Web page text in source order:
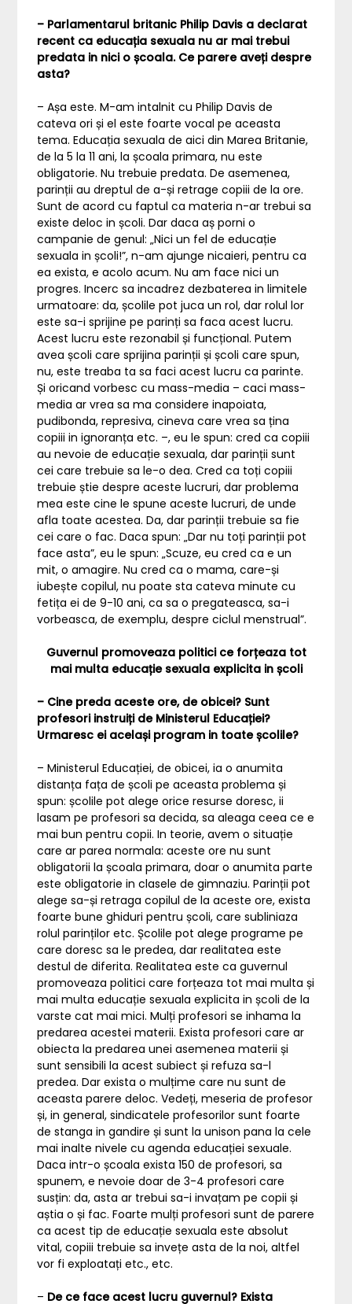
– Parlamentarul britanic Philip Davis a declarat
recent ca educația sexuala nu ar mai trebui
predata in nici o școala. Ce parere aveți despre
asta?
– Așa este. M-am intalnit cu Philip Davis de
cateva ori și el este foarte vocal pe aceasta
tema. Educația sexuala de aici din Marea Britanie,
de la 5 la 11 ani, la școala primara, nu este
obligatorie. Nu trebuie predata. De asemenea,
parinții au dreptul de a-și retrage copiii de la ore.
Sunt de acord cu faptul ca materia n-ar trebui sa
existe deloc in școli. Dar daca aș porni o
campanie de genul: „Nici un fel de educație
sexuala in școli!”, n-am ajunge nicaieri, pentru ca
ea exista, e acolo acum. Nu am face nici un
progres. Incerc sa incadrez dezbaterea in limitele
urmatoare: da, școlile pot juca un rol, dar rolul lor
este sa-i sprijine pe parinți sa faca acest lucru.
Acest lucru este rezonabil și funcțional. Putem
avea școli care sprijina parinții și școli care spun,
nu, este treaba ta sa faci acest lucru ca parinte.
Și oricand vorbesc cu mass-media – caci mass-
media ar vrea sa ma considere inapoiata,
pudibonda, represiva, cineva care vrea sa țina
copiii in ignoranța etc. –, eu le spun: cred ca copiii
au nevoie de educație sexuala, dar parinții sunt
cei care trebuie sa le-o dea. Cred ca toți copiii
trebuie știe despre aceste lucruri, dar problema
mea este cine le spune aceste lucruri, de unde
afla toate acestea. Da, dar parinții trebuie sa fie
cei care o fac. Daca spun: „Dar nu toți parinții pot
face asta”, eu le spun: „Scuze, eu cred ca e un
mit, o amagire. Nu cred ca o mama, care-și
iubește copilul, nu poate sta cateva minute cu
fetița ei de 9-10 ani, ca sa o pregateasca, sa-i
vorbeasca, de exemplu, despre ciclul menstrual”.
Guvernul promoveaza politici ce forțeaza tot
mai multa educație sexuala explicita in școli
– Cine preda aceste ore, de obicei? Sunt
profesori instruiți de Ministerul Educației?
Urmaresc ei același program in toate școlile?
– Ministerul Educației, de obicei, ia o anumita
distanța fața de școli pe aceasta problema și
spun: școlile pot alege orice resurse doresc, ii
lasam pe profesori sa decida, sa aleaga ceea ce e
mai bun pentru copii. In teorie, avem o situație
care ar parea normala: aceste ore nu sunt
obligatorii la școala primara, doar o anumita parte
este obligatorie in clasele de gimnaziu. Parinții pot
alege sa-și retraga copilul de la aceste ore, exista
foarte bune ghiduri pentru școli, care subliniaza
rolul parinților etc. Școlile pot alege programe pe
care doresc sa le predea, dar realitatea este
destul de diferita. Realitatea este ca guvernul
promoveaza politici care forțeaza tot mai multa și
mai multa educație sexuala explicita in școli de la
varste cat mai mici. Mulți profesori se inhama la
predarea acestei materii. Exista profesori care ar
obiecta la predarea unei asemenea materii și
sunt sensibili la acest subiect și refuza sa-l
predea. Dar exista o mulțime care nu sunt de
aceasta parere deloc. Vedeți, meseria de profesor
și, in general, sindicatele profesorilor sunt foarte
de stanga in gandire și sunt la unison pana la cele
mai inalte nivele cu agenda educației sexuale.
Daca intr-o școala exista 150 de profesori, sa
spunem, e nevoie doar de 3-4 profesori care
susțin: da, asta ar trebui sa-i invațam pe copii și
aștia o și fac. Foarte mulți profesori sunt de parere
ca acest tip de educație sexuala este absolut
vital, copiii trebuie sa invețe asta de la noi, altfel
vor fi exploatați etc., etc.
– De ce face acest lucru guvernul? Exista